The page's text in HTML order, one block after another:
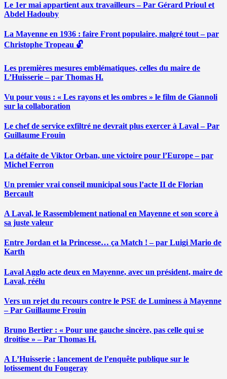
Le 1er mai appartient aux travailleurs – Par Gérard Prioul et
Abdel Hadouby
La Mayenne en 1936 : faire Front populaire, malgré tout – par
Christophe Tropeau 🔓
Les premières mesures emblématiques, celles du maire de
L’Huisserie – par Thomas H.
Vu pour vous : « Les rayons et les ombres » le film de Giannoli
sur la collaboration
Le chef de service exfiltré ne devrait plus exercer à Laval – Par
Guillaume Frouin
La défaite de Viktor Orban, une victoire pour l’Europe – par
Michel Ferron
Un premier vrai conseil municipal sous l’acte II de Florian
Bercault
A Laval, le Rassemblement national en Mayenne et son score à
sa juste valeur
Entre Jordan et la Princesse… ça Match ! – par Luigi Mario de
Karth
Laval Agglo acte deux en Mayenne, avec un président, maire de
Laval, réélu
Vers un rejet du recours contre le PSE de Luminess à Mayenne
– Par Guillaume Frouin
Bruno Bertier : « Pour une gauche sincère, pas celle qui se
droitise » – Par Thomas H.
A L’Huisserie : lancement de l’enquête publique sur le
lotissement du Fougeray